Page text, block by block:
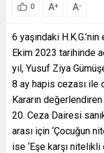
0 A+ A-
6 yaşındaki
Ekim 2023 tarihinde
yıl, Yusuf Ziya
8 ay hapis cezası ile
Kararın
20. Ceza Dairesi
arası için ‘Çocuğun
ise ‘Eşe karşı nitelikli